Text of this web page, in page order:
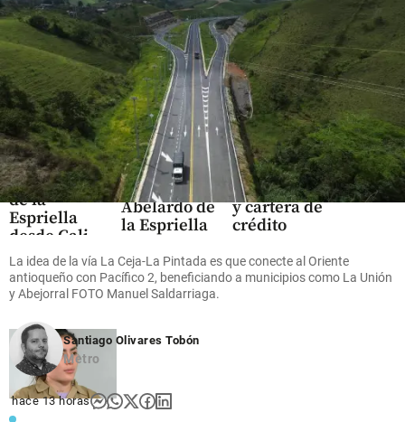
Videos
Posesión
presidencial
de Abelardo
de la
Espriella
desde Cali
share
Colombia
Expresidente
Uribe llegó a
Cali para
asistir a la
posesión de
Abelardo de
la Espriella
share
Tecnología
Nequi revela
su estrategia
con IA: 80%
de atención
automatizada
y cartera de
crédito
por diez
La idea de la vía La Ceja-La Pintada es que conecte al Oriente
antioqueño con Pacífico 2, beneficiando a municipios como La Unión
y Abejorral FOTO Manuel Saldarriaga.
Santiago Olivares Tobón
Metro
hace 13 horas